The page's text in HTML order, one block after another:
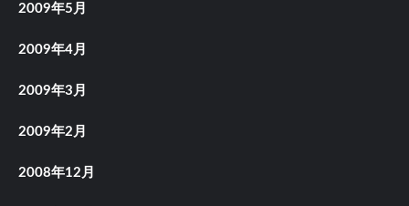
2009年5月
2009年4月
2009年3月
2009年2月
2008年12月